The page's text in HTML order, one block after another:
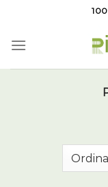
contenuti